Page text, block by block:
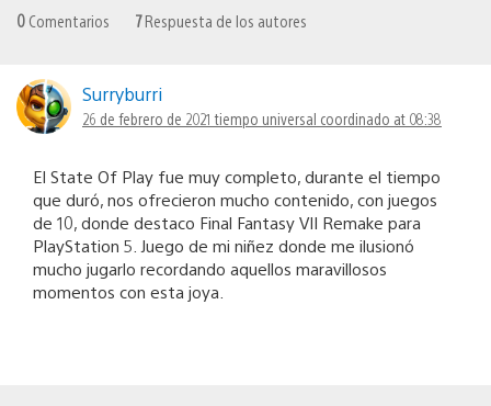
0 Comentarios 7Respuesta de los autores
Surryburri
26 de febrero de 2021 tiempo universal coordinado at 08:38
El State Of Play fue muy completo, durante el tiempo
que duró, nos ofrecieron mucho contenido, con juegos
de 10, donde destaco Final Fantasy VII Remake para
PlayStation 5. Juego de mi niñez donde me ilusionó
mucho jugarlo recordando aquellos maravillosos
momentos con esta joya.